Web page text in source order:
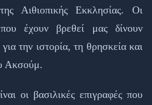
Αιθιοπικής Εκκλησίας. Οι
έχουν βρεθεί μας δίνουν
την ιστορία, τη θρησκεία και
Ακσούμ.
οι βασιλικές επιγραφές που